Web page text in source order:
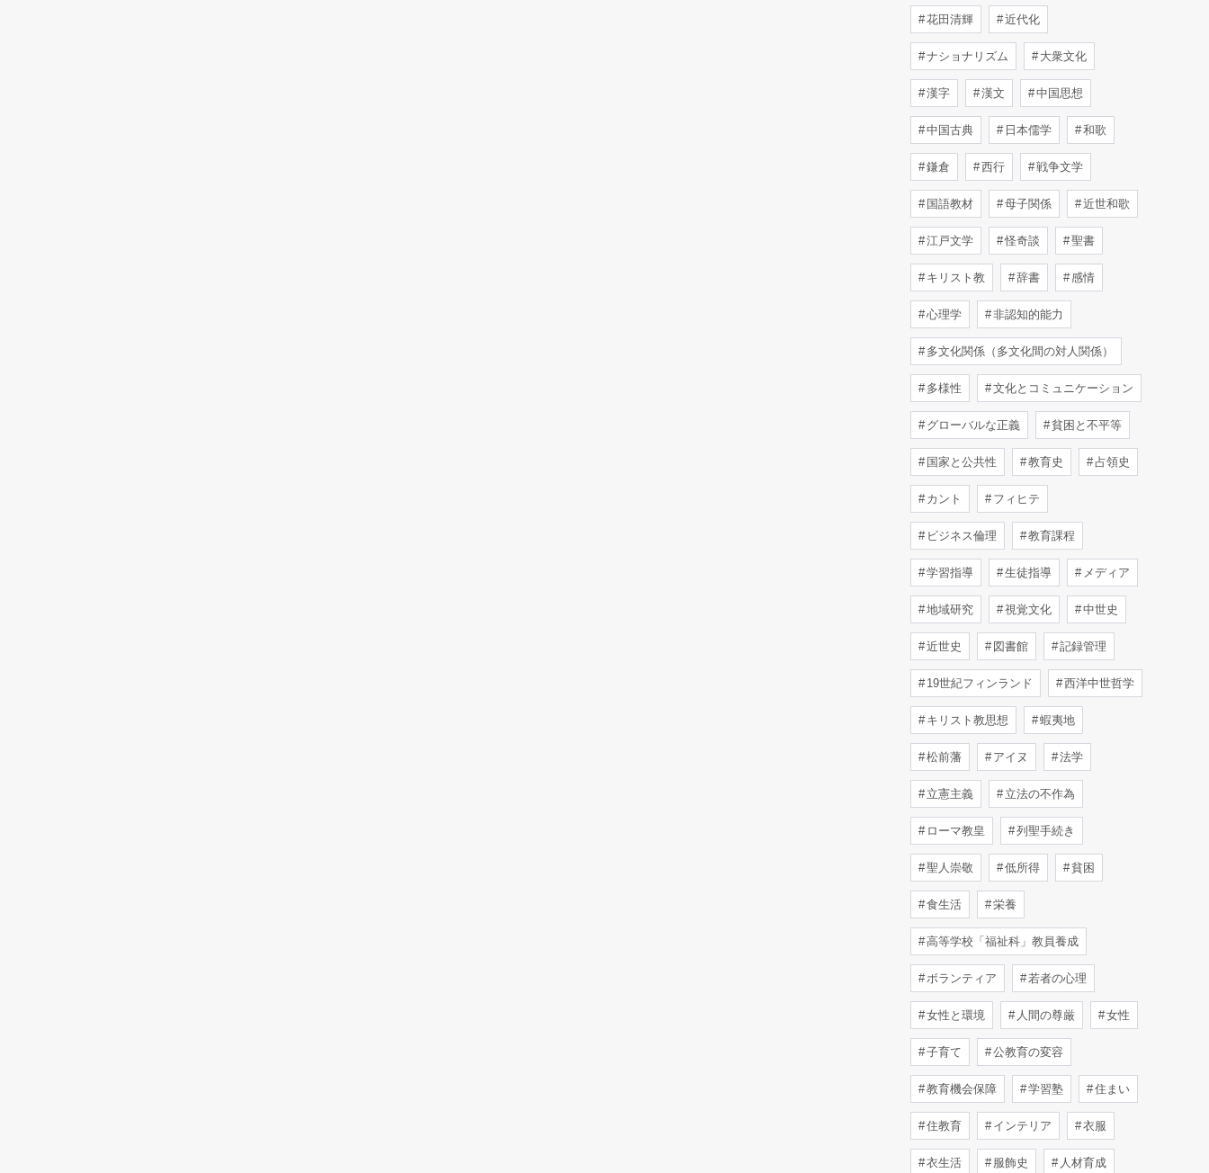
花田清輝 近代化
ナショナリズム 大衆文化
漢字 漢文 中国思想
中国古典 日本儒学 和歌
鎌倉 西行 戦争文学
国語教材 母子関係 近世和歌
江戸文学 怪奇談 聖書
キリスト教 辞書 感情
心理学 非認知的能力
多文化関係（多文化間の対人関係）
多様性 文化とコミュニケーション
グローバルな正義 貧困と不平等
国家と公共性 教育史 占領史
カント フィヒテ
ビジネス倫理 教育課程
学習指導 生徒指導 メディア
地域研究 視覚文化 中世史
近世史 図書館 記録管理
19世紀フィンランド 西洋中世哲学
キリスト教思想 蝦夷地
松前藩 アイヌ 法学
立憲主義 立法の不作為
ローマ教皇 列聖手続き
聖人崇敬 低所得 貧困
食生活 栄養
高等学校「福祉科」教員養成
ボランティア 若者の心理
女性と環境 人間の尊厳 女性
子育て 公教育の変容
教育機会保障 学習塾 住まい
住教育 インテリア 衣服
衣生活 服飾史 人材育成